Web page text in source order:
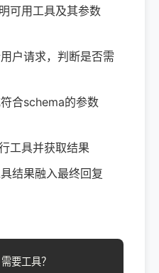
可用工具及其参数
户请求，判断是否需
合schema的参数
工具并获取结果
结果融入最终回复
要工具？